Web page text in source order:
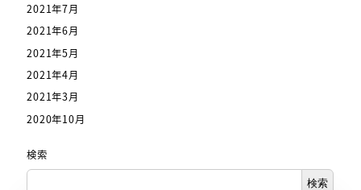
2021年7月
2021年6月
2021年5月
2021年4月
2021年3月
2020年10月
検索
検索